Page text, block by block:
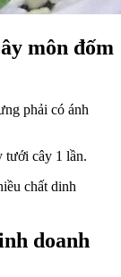
môn đốm
phải có ánh
tưới cây 1 lần.
chất dinh
doanh